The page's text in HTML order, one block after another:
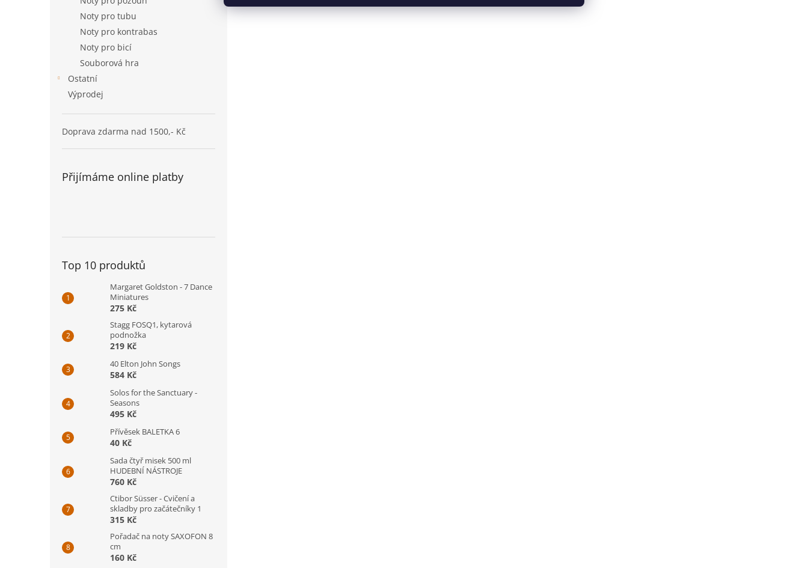
Noty pro tubu
Noty pro kontrabas
Noty pro bicí
Souborová hra
Ostatní
Výprodej
Doprava zdarma nad 1500,- Kč
Přijímáme online platby
Top 10 produktů
Margaret Goldston - 7 Dance
Miniatures
275 Kč
Stagg FOSQ1, kytarová
podnožka
219 Kč
40 Elton John Songs
584 Kč
Solos for the Sanctuary -
Seasons
495 Kč
Přívěsek BALETKA 6
40 Kč
Sada čtyř misek 500 ml
HUDEBNÍ NÁSTROJE
760 Kč
Ctibor Süsser - Cvičení a
skladby pro začátečníky 1
315 Kč
Pořadač na noty SAXOFON 8
cm
160 Kč